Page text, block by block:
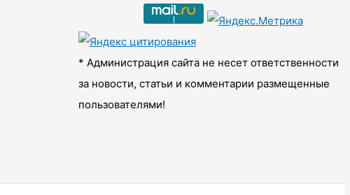
ы
* Администрация сайта не несет ответственности
за новости, статьи и комментарии размещенные
пользователями!